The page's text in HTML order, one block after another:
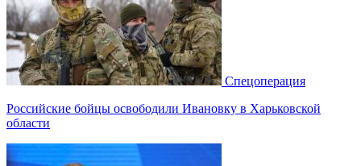
Спецоперация
Российские бойцы освободили Ивановку в Харьковской
области